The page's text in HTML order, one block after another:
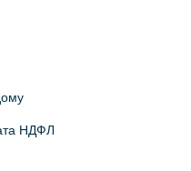
Семейный"
НДФЛ